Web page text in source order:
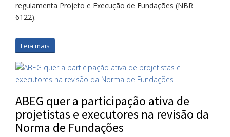
regulamenta Projeto e Execução de Fundações (NBR
6122).
Leia mais
​ABEG quer a participação ativa de
projetistas e executores na revisão da
Norma de Fundações